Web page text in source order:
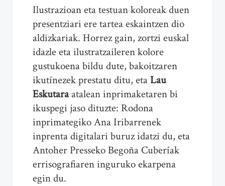
Ilustrazioan eta testuan koloreak duen
presentziari ere tartea eskaintzen dio
aldizkariak. Horrez gain, zortzi euskal
idazle eta ilustratzaileren kolore
gustukoena bildu dute, bakoitzaren
ikutínezek prestatu ditu, etaLau
Eskutaraatalean inprimaketaren bi
ikuspegi jaso dituzte: Rodona
inprimategiko Ana Iribarrenek
inprenta digitalari buruz idatzi du, eta
Antoher Presseko Begoña Cuberíak
errisografiaren inguruko ekarpena
egin du.